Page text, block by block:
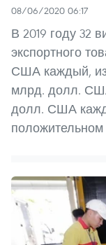
08/06/2020 06:17
В 2019 году 32
экспортного
США каждый, из
млрд. долл.
долл. США
положительном